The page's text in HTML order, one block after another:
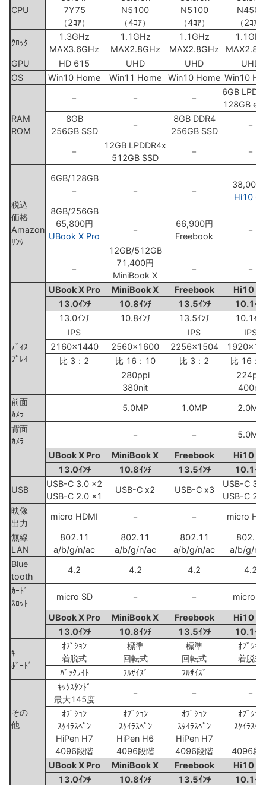
CPU
7Y75
（2ｺｱ）
N5100
（4ｺｱ）
N5100
（4ｺｱ）
N4500
（2ｺｱ）
ｸﾛｯｸ
1.3GHz
MAX3.6GHz
1.1GHz
MAX2.8GHz
1.1GHz
MAX2.8GHz
1.1GHz
GPU
HD 615 UHD UHD
UHD
OS
Win10 Home Win11 Home Win10 Home Win10
RAM
ROM
－ － －
6GB
128GB
8GB
256GB SSD
－
8GB DDR4
256GB SSD
－
－
12GB LPDDR4x
512GB SSD
－ －
税込
価格
Amazon
ﾘﾝｸ
6GB/128GB
－
－ －
38,000
Hi10
8GB/256GB
65,800円
UBook X Pro
－
66,900円
Freebook
－
－
12GB/512GB
71,400円
MiniBook X
－ －
UBook X Pro MiniBook X Freebook
Hi10
13.0ｲﾝﾁ
10.8ｲﾝﾁ 13.5ｲﾝﾁ 10.1ｲﾝ
ﾃﾞｨｽ
ﾌﾟﾚｲ
13.0ｲﾝﾁ 10.8ｲﾝﾁ 13.5ｲﾝﾁ
10.1ｲﾝﾁ
IPS
IPS
IPS
2160x1440
2560x1600 2256x1504
比 3：2
比 16：10 比 3：2
比 16：
280ppi
380nit
224ppi
400nit
前面
ｶﾒﾗ
5.0MP 1.0MP 2.0MP
背面
ｶﾒﾗ
－ － 5.0MP
UBook X Pro MiniBook X Freebook
Hi10
13.0ｲﾝﾁ
10.8ｲﾝﾁ 13.5ｲﾝﾁ
10.1ｲﾝ
USB
USB-C 3.0 x2
USB-C 2.0 x1
USB-C x2 USB-C x3
USB-C
USB-C
映像
出力
micro HDMI － － micro
無線
LAN
802.11
a/b/g/n/ac
802.11
a/b/g/n/ac
802.11
a/b/g/n/ac
802.11
a/b/g/n/
Blue
tooth
4.2 4.2 4.2 4.2
ｶｰﾄﾞ
ｽﾛｯﾄ
micro SD － － micro
UBook X Pro MiniBook X Freebook
Hi10
13.0ｲﾝﾁ
10.8ｲﾝﾁ 13.5ｲﾝﾁ 10.1ｲﾝ
ｷｰ
ﾎﾞｰﾄﾞ
ｵﾌﾟｼｮﾝ
着脱式
標準
回転式
標準
回転式
ｵﾌﾟｼｮﾝ
着脱式
ﾊﾞｯｸﾗｲﾄ
ﾌﾙｻｲｽﾞ ﾌﾙｻｲｽﾞ
その
他
ｷｯｸｽﾀﾝﾄﾞ
最大145度
－ － －
ｵﾌﾟｼｮﾝ
ｽﾀｲﾗｽﾍﾟﾝ
HiPen H7
4096段階
ｵﾌﾟｼｮﾝ
ｽﾀｲﾗｽﾍﾟﾝ
HiPen H6
4096段階
ｵﾌﾟｼｮﾝ
ｽﾀｲﾗｽﾍﾟﾝ
HiPen H7
4096段階
ｵﾌﾟｼｮﾝ
ｽﾀｲﾗｽﾍﾟ
4096段
UBook X Pro
MiniBook X Freebook
Hi10
13.0ｲﾝﾁ
10.8ｲﾝﾁ 13.5ｲﾝﾁ
10.1ｲﾝ